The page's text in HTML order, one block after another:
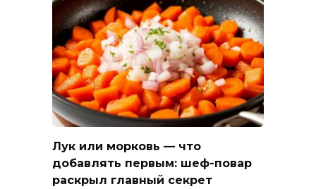
Лук или морковь — что
добавлять первым: шеф-повар
раскрыл главный секрет